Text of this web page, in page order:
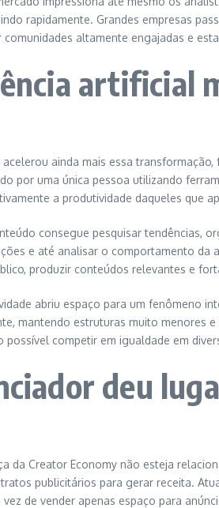
rapidamente. Grandes empresas
comunidades altamente engajadas e
artificial
ainda mais essa
por uma única pessoa utilizando
a produtividade daqueles que
consegue pesquisar tendências,
e até analisar o comportamento da
produzir conteúdos relevantes e
abriu espaço para um fenômeno
mantendo estruturas muito menores
possível competir em igualdade em
deu
da Creator Economy não esteja
publicitários para gerar receita.
vez de vender apenas espaço para